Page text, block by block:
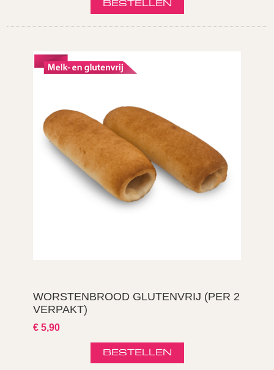
WORSTENBROOD GLUTENVRIJ (PER 2
VERPAKT)
€ 5,90